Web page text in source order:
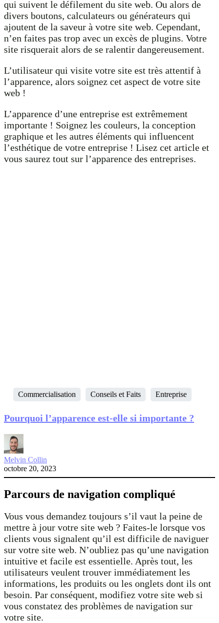
qui suivent le défilement du site web. Ou alors de
divers boutons, calculateurs ou générateurs qui
ajoutent de la saveur à votre site web. Cependant,
n’en faites pas trop avec un excès de plugins. Votre
site risquerait alors de se ralentir dangereusement.
L’utilisateur qui visite votre site est très attentif à
l’apparence, alors soignez cet aspect de votre site
web !
L’apparence d’une entreprise est extrêmement
importante ! Soignez les couleurs, la conception
graphique et les autres éléments qui influencent
l’esthétique de votre entreprise ! Lisez cet article et
vous saurez tout sur l’apparence des entreprises.
Commercialisation Conseils et Faits Entreprise
Pourquoi l’apparence est-elle si importante ?
Melvin Collin
octobre 20, 2023
Parcours de navigation compliqué
Vous vous demandez toujours s’il vaut la peine de
mettre à jour votre site web ? Faites-le lorsque vos
clients vous signalent qu’il est difficile de naviguer
sur votre site web. N’oubliez pas qu’une navigation
intuitive et facile est essentielle. Après tout, les
utilisateurs veulent trouver immédiatement les
informations, les produits ou les onglets dont ils ont
besoin. Par conséquent, modifiez votre site web si
vous constatez des problèmes de navigation sur
votre site.